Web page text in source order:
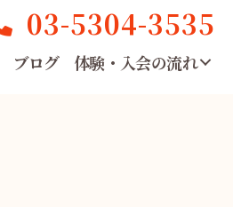
03-5304-3535
ブログ 体験・入会の流れ